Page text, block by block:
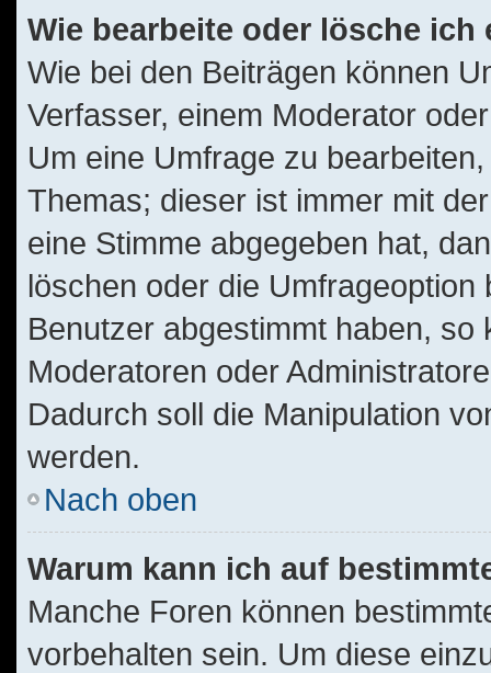
Wie bearbeite oder lösche ich
Wie bei den Beiträgen können
Verfasser, einem Moderator
Um eine Umfrage zu
Themas; dieser ist immer mit
eine Stimme abgegeben hat,
löschen oder die
Benutzer abgestimmt haben,
Moderatoren oder
Dadurch soll die Manipulation
werden.
Nach oben
Warum kann ich auf
Manche Foren können
vorbehalten sein. Um diese